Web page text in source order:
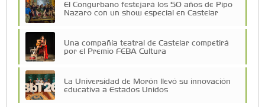
El Congurbano festejará los 50 años de Pipo
Nazaro con un show especial en Castelar
Una compañía teatral de Castelar competirá
por el Premio FEBA Cultura
La Universidad de Morón llevó su innovación
educativa a Estados Unidos